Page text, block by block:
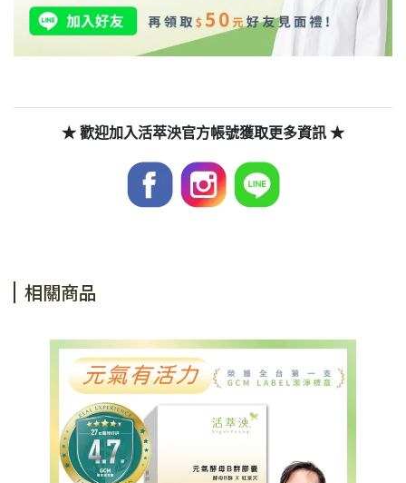
★ 歡迎加入活萃泱官方帳號獲取更多資訊 ★
相關商品